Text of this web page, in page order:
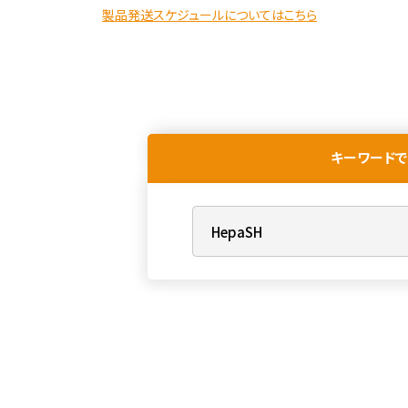
製品発送スケジュールについてはこちら
キーワード